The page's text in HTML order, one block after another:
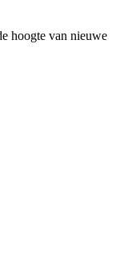
hoogte van nieuwe